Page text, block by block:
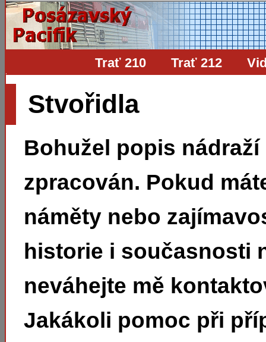
Trať 210 Trať 212
Stvořidla
Bohužel popis
zpracován. Pokud
náměty nebo
historie i současnosti
neváhejte mě
Jakákoli pomoc při